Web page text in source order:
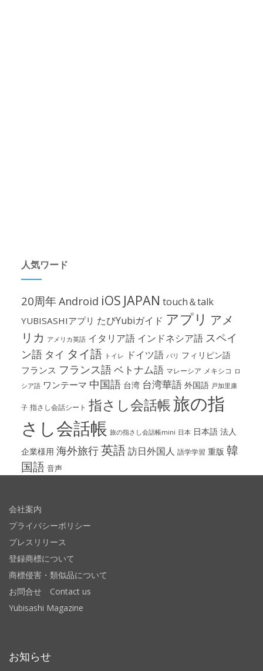
人気ワード
20周年Android iOS JAPAN touch＆talk
YUBISASHIアプリ たびYubiガイド アプリ アメ
リカ アメリカ英語 イタリア語 インドネシア語 スペイ
ン語 タイ タイ語 トイレ ドイツ語 パリ フィリピン語
フランス フランス語ベトナム語 マレーシア メキシコ ロ
シア語 ワンテーマ 中国語 台湾 台湾華語 外国語 戸加里康
子 指さし会話シート 指さし会話帳旅の指
さし会話帳 旅の指さし会話帳mini 日本 日本語 法人
企業様用 海外旅行英語訪日外国人 語学学習 重版 韓
国語 音声
会社案内
プライバシーポリシー
プレスリリース
登録商標について
商標侵害・類似品について
お問合せ Contact us
Yubisashi Magazine
お知らせ